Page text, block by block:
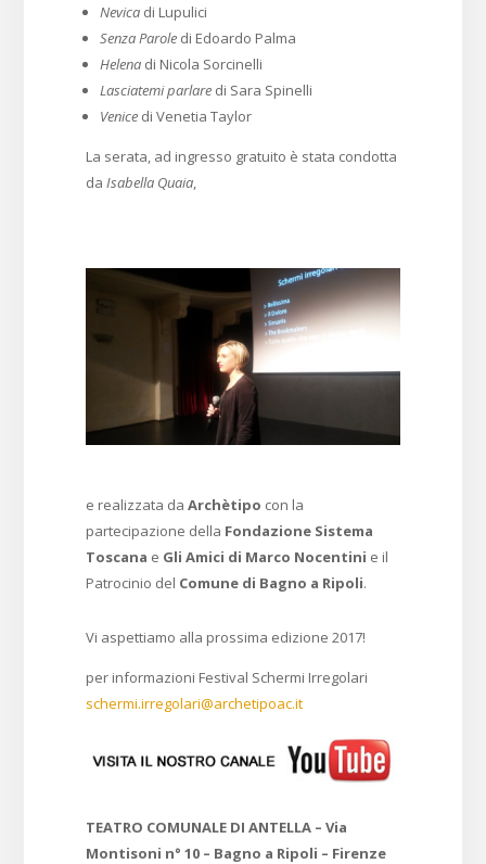
Nevicadi Lupulici
Senza Paroledi Edoardo Palma
Helenadi Nicola Sorcinelli
Lasciatemi parlaredi Sara Spinelli
Venicedi Venetia Taylor
La serata, ad ingresso gratuito è stata condotta
da Isabella Quaia,
e realizzata da Archètipo con la
partecipazione della Fondazione Sistema
Toscana e Gli Amici di Marco Nocentini e il
Patrocinio del Comune di Bagno a Ripoli.
Vi aspettiamo alla prossima edizione 2017!
per informazioni Festival Schermi Irregolari
schermi.irregolari@archetipoac.it
TEATRO COMUNALE DI ANTELLA – Via
Montisoni n° 10 – Bagno a Ripoli – Firenze